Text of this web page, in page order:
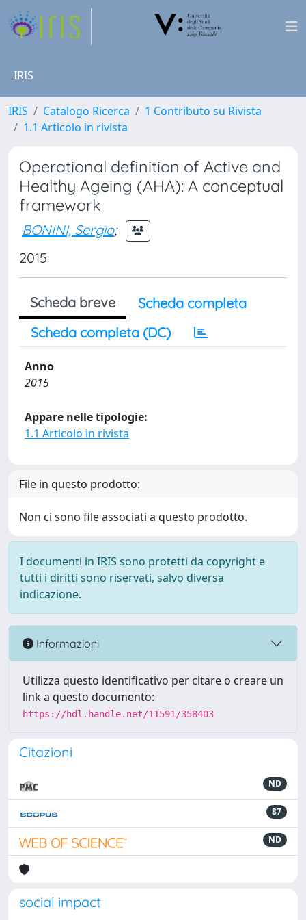
IRIS
IRIS Catalogo Ricerca
1 Contributo su Rivista
1.1 Articolo in rivista
Operational definition of Active and
Healthy Ageing (AHA): A conceptual
framework
BONINI, Sergio;
2015
Scheda breve
Scheda completa
Scheda completa (DC)
Anno
2015
Appare nelle tipologie:
1.1 Articolo in rivista
File in questo prodotto:
Non ci sono file associati a questo prodotto.
I documenti in IRIS sono protetti da copyright e
tutti i diritti sono riservati, salvo diversa
indicazione.
Informazioni
Utilizza questo identificativo per citare o creare un
link a questo documento:
https://hdl.handle.net/11591/358403
Citazioni
ND
87
ND
social impact